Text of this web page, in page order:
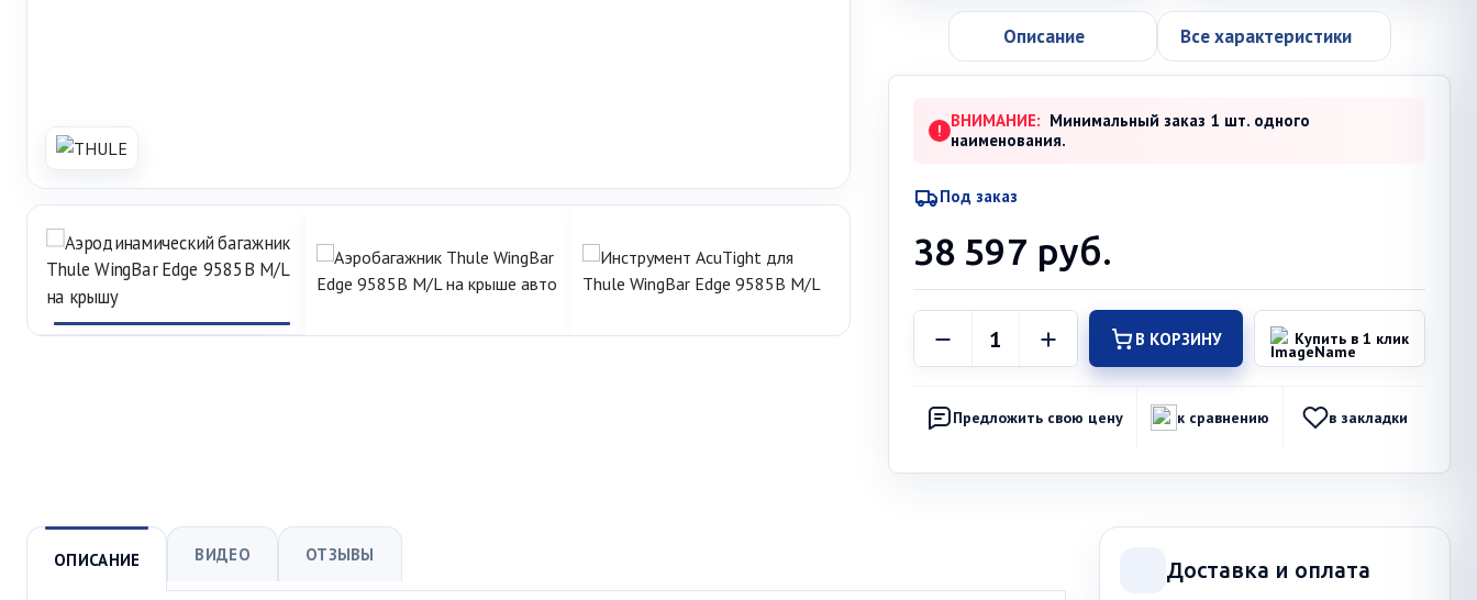
Описание Все характеристики
! ВНИМАНИЕ: Минимальный заказ 1 шт. одного
наименования.
Под заказ
38 597 руб.
В КОРЗИНУ Купить в 1 клик
Предложить свою цену к сравнению в закладки
ОПИСАНИЕ ВИДЕО ОТЗЫВЫ
Доставка и оплата